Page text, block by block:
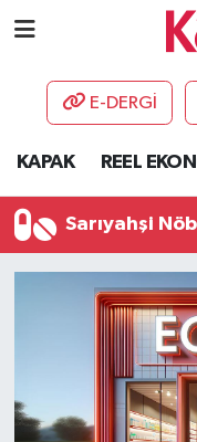
E-DERGİ
KAPAK REEL
Sarıyahşi
AKADEMİ
DESTEK-
ETKİNLİK
GÜNCEL
HABERLER
KAPAK